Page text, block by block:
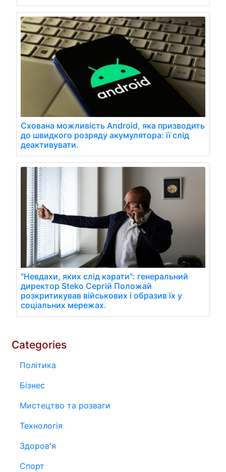
Схована можливість Android, яка призводить
до швидкого розряду акумулятора: її слід
деактивувати.
"Невдахи, яких слід карати": генеральний
директор Steko Сергій Положай
розкритикував військових і образив їх у
соціальних мережах.
Categories
Політика
Бізнес
Мистецтво та розваги
Технологія
Здоров'я
Спорт